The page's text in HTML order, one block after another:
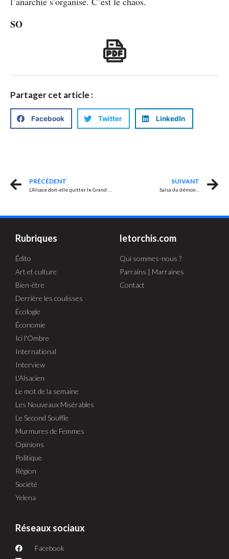
SO
Partager cet article :
Facebook Twitter LinkedIn
PRÉCÉDENT SUIVANT
Salsa du démon…
Rubriques
Édito
Art et culture
Bien-être
Derrière les coulisses
Écologie
Économie
Ici l'Ombre
International
Interview
L'Alsacien
Le mot de la semaine
Les Nouveaux Misérables
Le Second Souffle
Murmures de Femmes
Opinions
Politique
Région
Société
Yelena
letorchis.com
Qui sommes-nous ?
Parrains | Marraines
Contact
Réseaux sociaux
Facebook